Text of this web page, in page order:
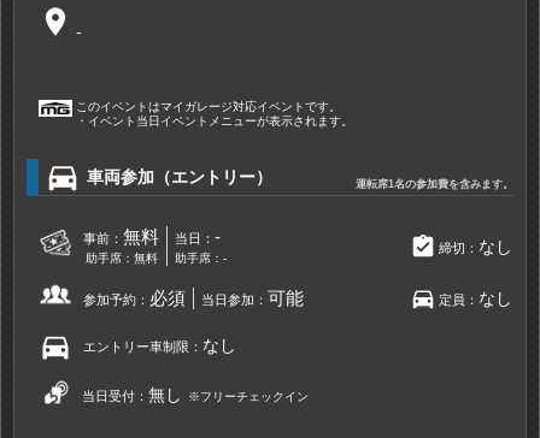
place -
このイベントはマイガレージ対応イベントです。
・イベント当日イベントメニューが表示されます。
directions_car 車両参加（エントリー） 運転席1名の参加費を含みます。
事前： 無料
助手席：無料
当日： -
助手席：- assignment_turned_in 締切： なし
参加予約： 必須 当日参加： 可能 directions_car 定員： なし
directions_car エントリー車制限： なし
当日受付：無し ※フリーチェックイン